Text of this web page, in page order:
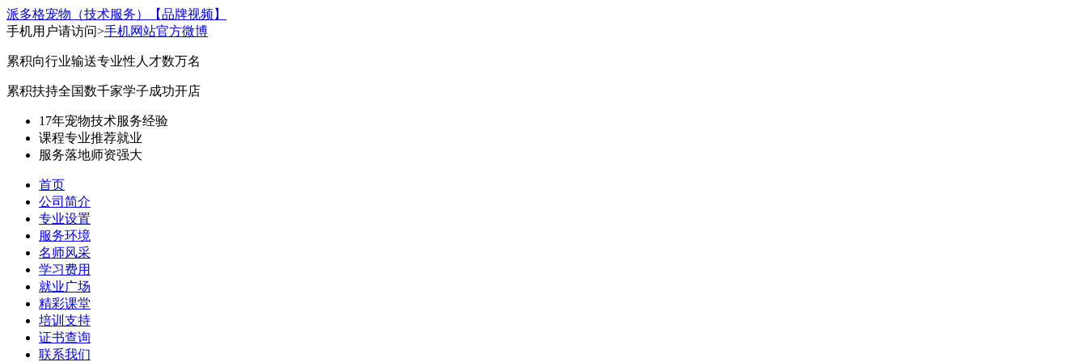
派多格宠物（技术服务）
【品牌视频】
手机用户请访问>手机网站官方微博
累积向行业输送专业性人才数万名
累积扶持全国数千家学子成功开店
17年宠物技术服务经验
课程专业推荐就业
服务落地师资强大
首页
公司简介
专业设置
服务环境
名师风采
学习费用
就业广场
精彩课堂
培训支持
证书查询
联系我们